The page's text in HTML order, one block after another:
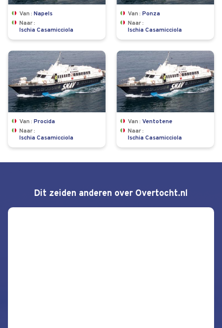
Van
Napels
Naar
Ischia Casamicciola
Van
Ponza
Naar
Ischia Casamicciola
Van
Procida
Naar
Ischia Casamicciola
Van
Ventotene
Naar
Ischia Casamicciola
Dit zeiden anderen over Overtocht.nl